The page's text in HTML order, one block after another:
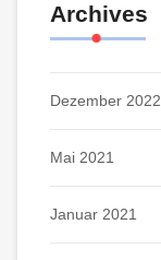
Archives
Dezember 2022
Mai 2021
Januar 2021